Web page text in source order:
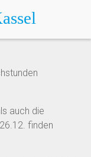
auch die
finden